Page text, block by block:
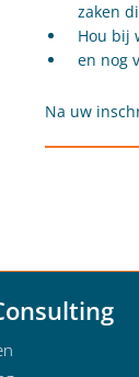
zaken
Hou bij
en nog
Na uw